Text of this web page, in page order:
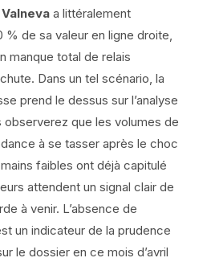
Valnevaa littéralement
de sa valeur en ligne droite,
manque total de relais
Dans un tel scénario, la
prend le dessus sur l’analyse
observerez que les volumes de
à se tasser après le choc
faibles ont déjà capitulé
attendent un signal clair de
à venir. L’absence de
un indicateur de la prudence
le dossier en ce mois d’avril